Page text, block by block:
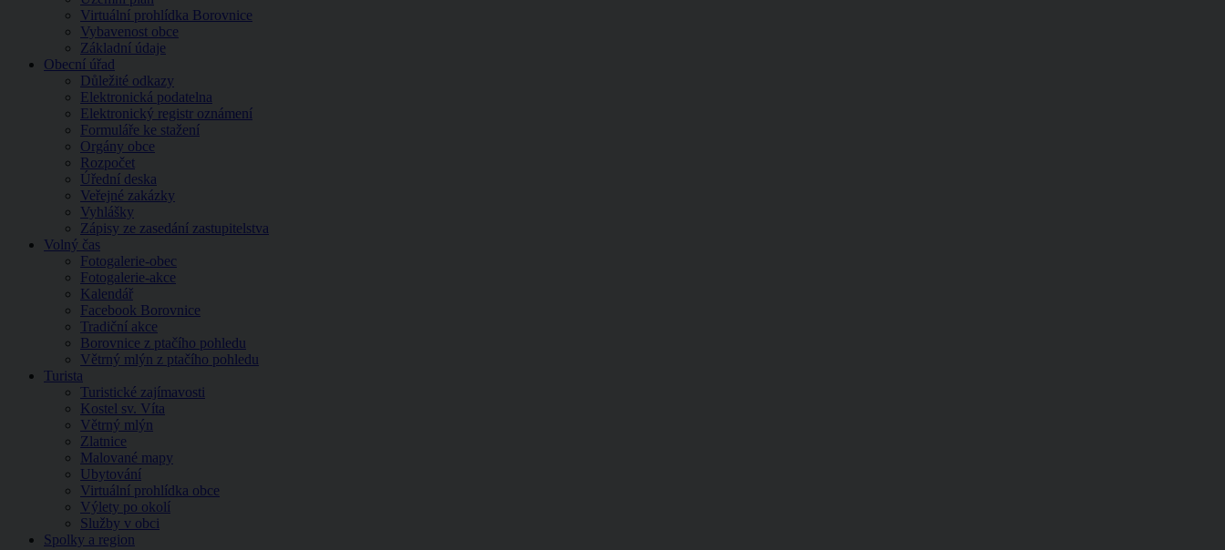
Virtuální prohlídka Borovnice
Vybavenost obce
Základní údaje
Obecní úřad
Důležité odkazy
Elektronická podatelna
Elektronický registr oznámení
Formuláře ke stažení
Orgány obce
Rozpočet
Úřední deska
Veřejné zakázky
Vyhlášky
Zápisy ze zasedání zastupitelstva
Volný čas
Fotogalerie-obec
Fotogalerie-akce
Kalendář
Facebook Borovnice
Tradiční akce
Borovnice z ptačího pohledu
Větrný mlýn z ptačího pohledu
Turista
Turistické zajímavosti
Kostel sv. Víta
Větrný mlýn
Zlatnice
Malované mapy
Ubytování
Virtuální prohlídka obce
Výlety po okolí
Služby v obci
Spolky a region